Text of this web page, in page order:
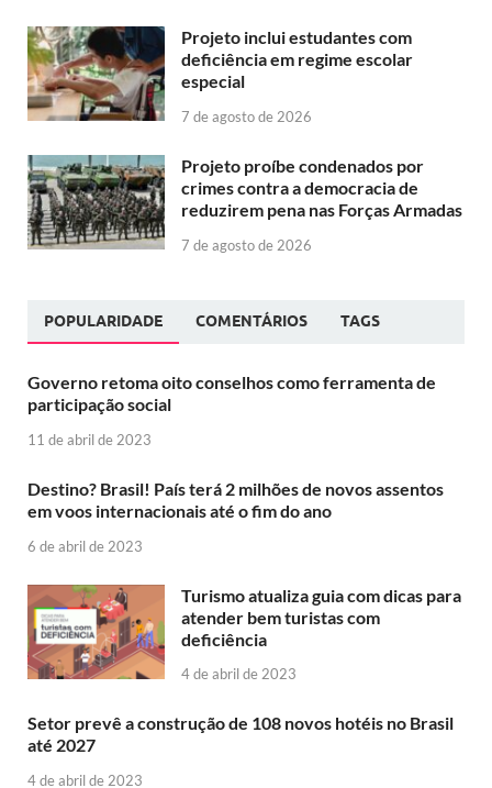
Projeto inclui estudantes com
deficiência em regime escolar
especial
7 de agosto de 2026
Projeto proíbe condenados por
crimes contra a democracia de
reduzirem pena nas Forças Armadas
7 de agosto de 2026
POPULARIDADE COMENTÁRIOS TAGS
Governo retoma oito conselhos como ferramenta de
participação social
11 de abril de 2023
Destino? Brasil! País terá 2 milhões de novos assentos
em voos internacionais até o fim do ano
6 de abril de 2023
Turismo atualiza guia com dicas para
atender bem turistas com
deficiência
4 de abril de 2023
Setor prevê a construção de 108 novos hotéis no Brasil
até 2027
4 de abril de 2023